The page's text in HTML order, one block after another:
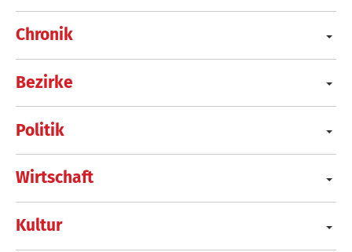
Chronik
Bezirke
Politik
Wirtschaft
Kultur